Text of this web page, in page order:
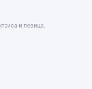
и певица.